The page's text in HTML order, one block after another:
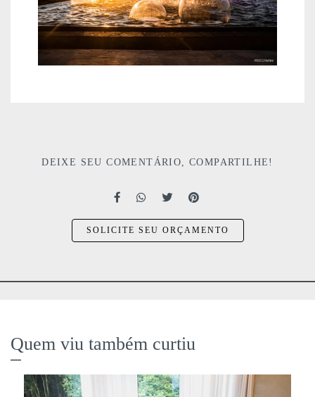
DEIXE SEU COMENTÁRIO, COMPARTILHE!
SOLICITE SEU ORÇAMENTO
Quem viu também curtiu